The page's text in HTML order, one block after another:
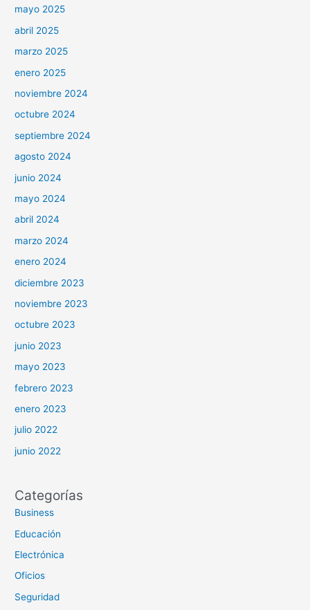
mayo 2025
abril 2025
marzo 2025
enero 2025
noviembre 2024
octubre 2024
septiembre 2024
agosto 2024
junio 2024
mayo 2024
abril 2024
marzo 2024
enero 2024
diciembre 2023
noviembre 2023
octubre 2023
junio 2023
mayo 2023
febrero 2023
enero 2023
julio 2022
junio 2022
Categorías
Business
Educación
Electrónica
Oficios
Seguridad